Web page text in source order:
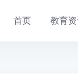
首页 教育